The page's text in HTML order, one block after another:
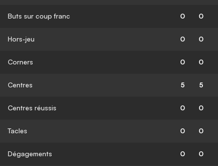
Buts sur coup franc 0 0
Hors-jeu 0 0
Corners 0 0
Centres 5 5
Centres réussis 0 0
Tacles 0 0
Dégagements 0 0